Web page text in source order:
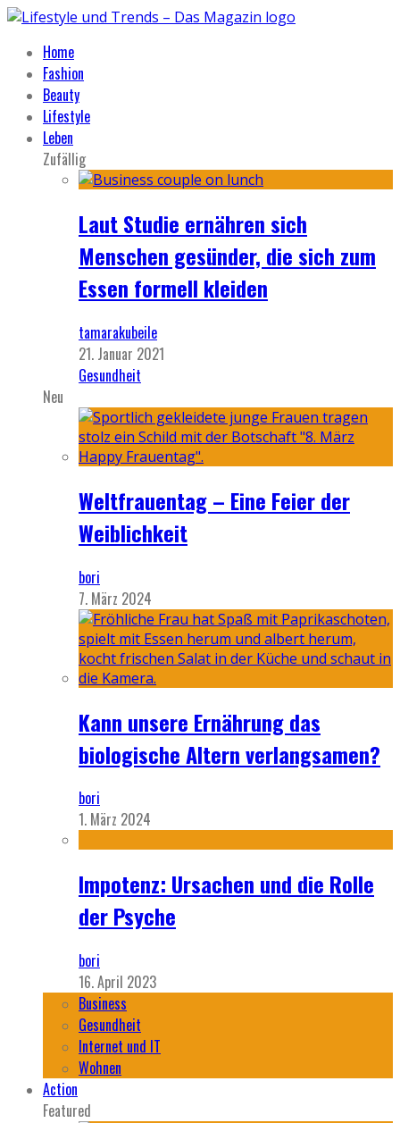
Home
Fashion
Beauty
Lifestyle
Leben
Zufällig
Laut Studie ernähren sich
Menschen gesünder, die sich zum
Essen formell kleiden
tamarakubeile
21. Januar 2021
Gesundheit
Neu
Weltfrauentag – Eine Feier der
Weiblichkeit
bori
7. März 2024
Kann unsere Ernährung das
biologische Altern verlangsamen?
bori
1. März 2024
Impotenz: Ursachen und die Rolle
der Psyche
bori
16. April 2023
Business
Gesundheit
Internet und IT
Wohnen
Action
Featured